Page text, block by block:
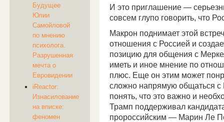
Будущее
Юлии
Самойловой
по мнению
психолога.
Разрушенная
мечта о
Евровидении
iReactor:
Изнасилование
на вписке:
феномен
И это приглашение —
совсем глупо говорить, что
Макрон поднимает этой
отношения с Россией и
позицию для общения с
иметь и иное мнение по
плюс. Еще он этим может
сложно напрямую общаться
понять, что это важно и
Трамп поддерживал
пророссийским — Марин Ле